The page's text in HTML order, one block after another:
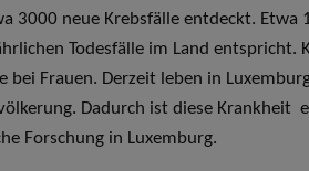
3000 neue Krebsfälle entdeckt.
Todesfälle im Land entspricht.
bei Frauen. Derzeit leben in
Dadurch ist diese
Forschung in Luxemburg.